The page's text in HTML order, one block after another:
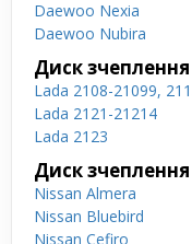
Daewoo Nexia
Daewoo Nubira
Диск
Lada 2108-21099,
Lada 2121-21214
Lada 2123
Диск
Nissan Almera
Nissan Bluebird
Nissan Cefiro